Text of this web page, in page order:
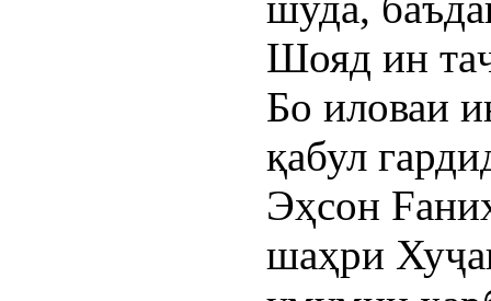
Шояд ин
Бо иловаи
қабул
Эҳсон
шаҳри